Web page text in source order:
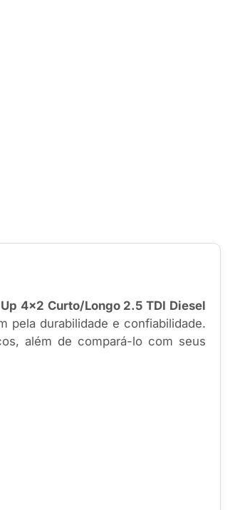
4×2 Curto/Longo 2.5 TDI Diesel
pela durabilidade e confiabilidade.
além de compará-lo com seus